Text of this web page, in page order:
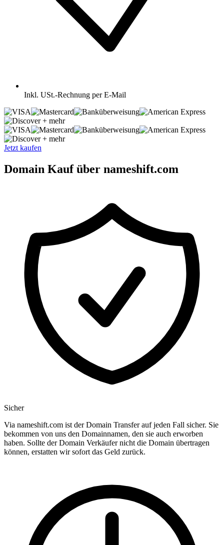
Inkl. USt.-Rechnung per E-Mail
+ mehr
+ mehr
Jetzt kaufen
Domain Kauf über nameshift.com
Sicher
Via nameshift.com ist der Domain Transfer auf jeden Fall sicher. Sie
bekommen von uns den Domainnamen, den sie auch erworben
haben. Sollte der Domain Verkäufer nicht die Domain übertragen
können, erstatten wir sofort das Geld zurück.